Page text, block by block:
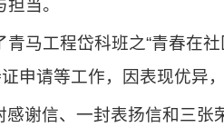
当。
马工程岱科班之“青春在
申请等工作，因表现优异，
谢信、一封表扬信和三张